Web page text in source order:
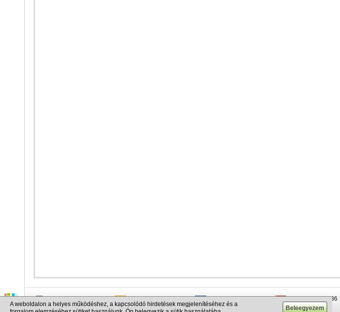
info@cargo.lt
+370 655 17777
+380 50 337-20-47
+375 29 679-1236
A weboldalon a helyes működéshez, a kapcsolódó hirdetések megjelenítéséhez és a